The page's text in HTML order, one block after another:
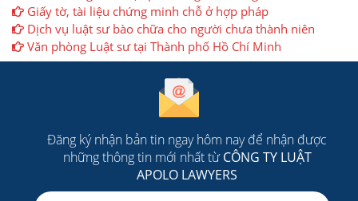
Giấy tờ, tài liệu chứng minh chỗ ở hợp pháp
Dịch vụ luật sư bào chữa cho người chưa thành niên
Văn phòng Luật sư tại Thành phố Hồ Chí Minh
Đăng ký nhận bản tin ngay hôm nay để nhận được
những thông tin mới nhất từCÔNG TY LUẬT
APOLO LAWYERS